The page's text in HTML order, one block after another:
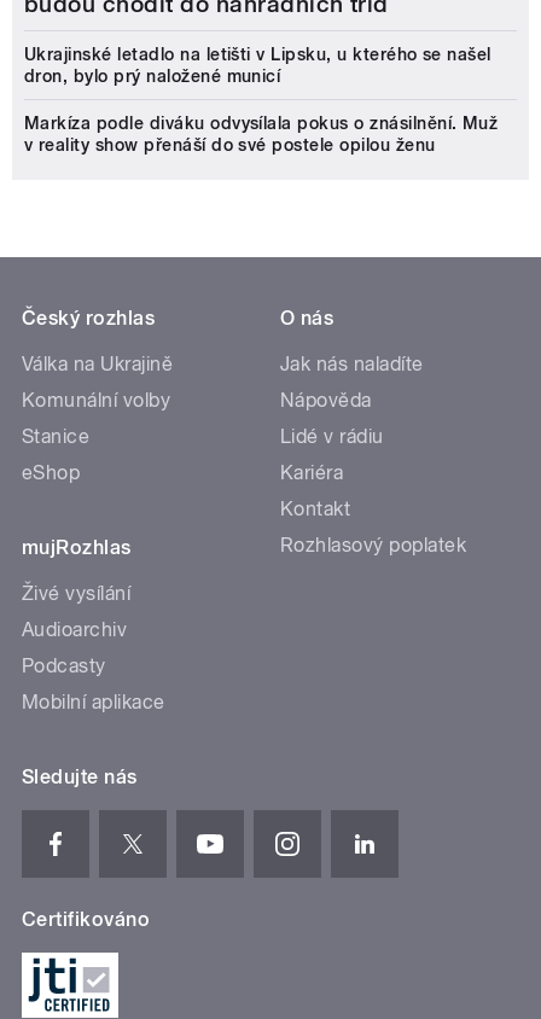
Ukrajinské letadlo na letišti v Lipsku, u kterého se našel
dron, bylo prý naložené municí
Markíza podle diváku odvysílala pokus o znásilnění. Muž
v reality show přenáší do své postele opilou ženu
Český rozhlas
Válka na Ukrajině
Komunální volby
Stanice
eShop
mujRozhlas
Živé vysílání
Audioarchiv
Podcasty
Mobilní aplikace
O nás
Jak nás naladíte
Nápověda
Lidé v rádiu
Kariéra
Kontakt
Rozhlasový poplatek
Sledujte nás
Certifikováno